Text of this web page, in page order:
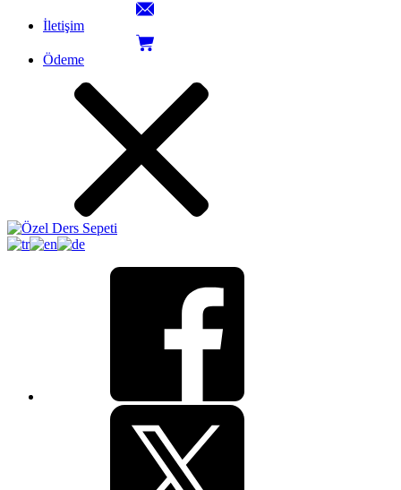
İletişim
Ödeme